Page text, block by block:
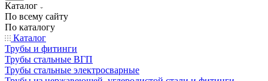
Каталог
По всему сайту
По каталогу
Каталог
Трубы и фитинги
Трубы стальные ВГП
Трубы стальные электросварные